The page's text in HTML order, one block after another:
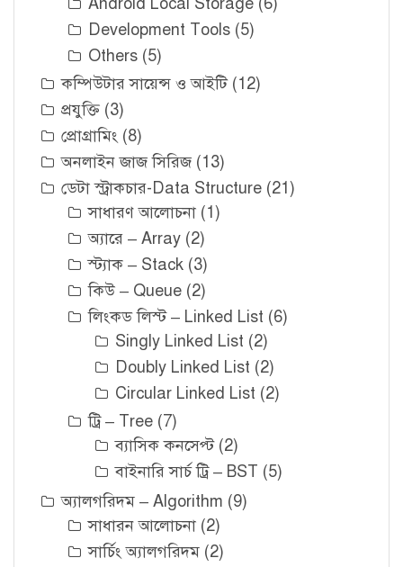
Development Tools (5)
Others (5)
কম্পিউটার সায়েন্স ও আইটি(12)
প্রযুক্তি (3)
প্রোগ্রামিং (8)
অনলাইন জাজ সিরিজ (13)
ডেটা স্ট্রাকচার-Data Structure (21)
সাধারণ আলোচনা (1)
অ্যারে – Array (2)
স্ট্যাক – Stack (3)
কিউ – Queue (2)
লিংকড লিস্ট – Linked List (6)
Singly Linked List (2)
Doubly Linked List (2)
Circular Linked List (2)
ট্রি – Tree (7)
ব্যাসিক কনসেপ্ট(2)
বাইনারি সার্চ ট্রি – BST (5)
অ্যালগরিদম – Algorithm (9)
সাধারন আলোচনা (2)
সার্চিং অ্যালগরিদম (2)